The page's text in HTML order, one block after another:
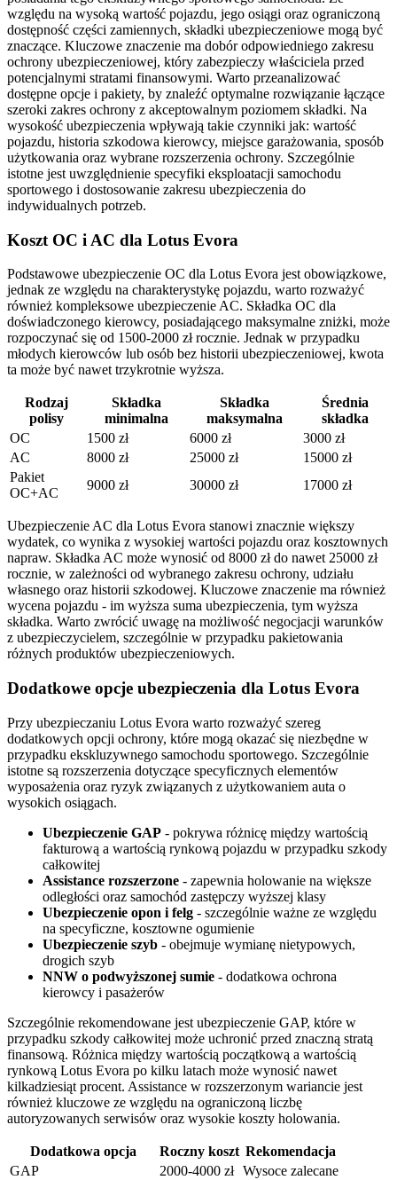
względu na wysoką wartość pojazdu, jego osiągi oraz ograniczoną
dostępność części zamiennych, składki ubezpieczeniowe mogą być
znaczące. Kluczowe znaczenie ma dobór odpowiedniego zakresu
ochrony ubezpieczeniowej, który zabezpieczy właściciela przed
potencjalnymi stratami finansowymi. Warto przeanalizować
dostępne opcje i pakiety, by znaleźć optymalne rozwiązanie łączące
szeroki zakres ochrony z akceptowalnym poziomem składki. Na
wysokość ubezpieczenia wpływają takie czynniki jak: wartość
pojazdu, historia szkodowa kierowcy, miejsce garażowania, sposób
użytkowania oraz wybrane rozszerzenia ochrony. Szczególnie
istotne jest uwzględnienie specyfiki eksploatacji samochodu
sportowego i dostosowanie zakresu ubezpieczenia do
indywidualnych potrzeb.
Koszt OC i AC dla Lotus Evora
Podstawowe ubezpieczenie OC dla Lotus Evora jest obowiązkowe,
jednak ze względu na charakterystykę pojazdu, warto rozważyć
również kompleksowe ubezpieczenie AC. Składka OC dla
doświadczonego kierowcy, posiadającego maksymalne zniżki, może
rozpoczynać się od 1500-2000 zł rocznie. Jednak w przypadku
młodych kierowców lub osób bez historii ubezpieczeniowej, kwota
ta może być nawet trzykrotnie wyższa.
Rodzaj
polisy
Składka
minimalna
Składka
maksymalna
Średnia
składka
OC
1500 zł 6000 zł
3000 zł
AC
8000 zł 25000 zł
15000 zł
Pakiet
OC+AC
9000 zł 30000 zł 17000 zł
Ubezpieczenie AC dla Lotus Evora stanowi znacznie większy
wydatek, co wynika z wysokiej wartości pojazdu oraz kosztownych
napraw. Składka AC może wynosić od 8000 zł do nawet 25000 zł
rocznie, w zależności od wybranego zakresu ochrony, udziału
własnego oraz historii szkodowej. Kluczowe znaczenie ma również
wycena pojazdu - im wyższa suma ubezpieczenia, tym wyższa
składka. Warto zwrócić uwagę na możliwość negocjacji warunków
z ubezpieczycielem, szczególnie w przypadku pakietowania
różnych produktów ubezpieczeniowych.
Dodatkowe opcje ubezpieczenia dla Lotus Evora
Przy ubezpieczaniu Lotus Evora warto rozważyć szereg
dodatkowych opcji ochrony, które mogą okazać się niezbędne w
przypadku ekskluzywnego samochodu sportowego. Szczególnie
istotne są rozszerzenia dotyczące specyficznych elementów
wyposażenia oraz ryzyk związanych z użytkowaniem auta o
wysokich osiągach.
Ubezpieczenie GAP - pokrywa różnicę między wartością
fakturową a wartością rynkową pojazdu w przypadku szkody
całkowitej
Assistance rozszerzone - zapewnia holowanie na większe
odległości oraz samochód zastępczy wyższej klasy
Ubezpieczenie opon i felg - szczególnie ważne ze względu
na specyficzne, kosztowne ogumienie
Ubezpieczenie szyb - obejmuje wymianę nietypowych,
drogich szyb
NNW o podwyższonej sumie - dodatkowa ochrona
kierowcy i pasażerów
Szczególnie rekomendowane jest ubezpieczenie GAP, które w
przypadku szkody całkowitej może uchronić przed znaczną stratą
finansową. Różnica między wartością początkową a wartością
rynkową Lotus Evora po kilku latach może wynosić nawet
kilkadziesiąt procent. Assistance w rozszerzonym wariancie jest
również kluczowe ze względu na ograniczoną liczbę
autoryzowanych serwisów oraz wysokie koszty holowania.
Dodatkowa opcja Roczny koszt Rekomendacja
GAP
2000-4000 zł Wysoce zalecane